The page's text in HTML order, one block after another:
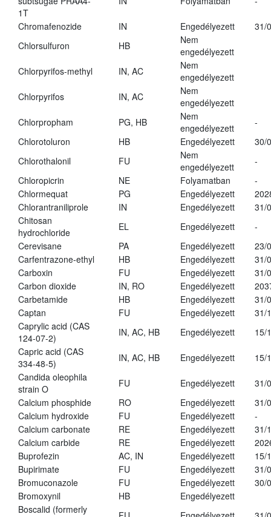
1T
Chromafenozide IN Engedélyezett
31/
Chlorsulfuron
HB
Nem
engedélyezett
Chlorpyrifos-methyl
IN, AC
Nem
engedélyezett
Chlorpyrifos
IN, AC
Nem
engedélyezett
Chlorpropham
PG, HB
Nem
engedélyezett
-
Chlorotoluron
HB Engedélyezett
30/
Chlorothalonil
FU
Nem
engedélyezett
-
Chloropicrin
NE Folyamatban
-
Chlormequat
PG Engedélyezett
Chlorantraniliprole
IN Engedélyezett
31/
Chitosan
hydrochloride
EL Engedélyezett
-
Cerevisane
PA Engedélyezett
23/
Carfentrazone-ethyl
HB Engedélyezett
31/
Carboxin
FU Engedélyezett
31/
Carbon dioxide
IN, RO Engedélyezett
Carbetamide
HB Engedélyezett
31/
Captan
FU Engedélyezett
31/
Caprylic acid (CAS
124-07-2)
IN, AC, HB Engedélyezett
15/
Capric acid (CAS
334-48-5)
IN, AC, HB Engedélyezett
15/
Candida oleophila
strain O
FU Engedélyezett
31/
Calcium phosphide
RO Engedélyezett
31/
Calcium hydroxide
FU Engedélyezett
-
Calcium carbonate
RE Engedélyezett
31/
Calcium carbide
RE Engedélyezett
Buprofezin
AC, IN Engedélyezett
15/
Bupirimate
FU Engedélyezett
31/
Bromuconazole
FU Engedélyezett
30/
Bromoxynil
HB
Engedélyezett
Boscalid (formerly